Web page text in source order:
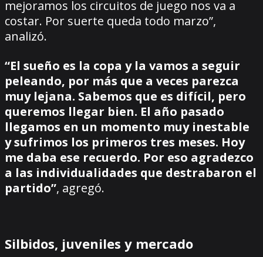
mejoramos los circuitos de juego nos va a
costar. Por suerte queda todo marzo”,
analizó.
“El sueño es la copa y la vamos a seguir
peleando, por más que a veces parezca
muy lejana. Sabemos que es difícil, pero
queremos llegar bien. El año pasado
llegamos en un momento muy inestable
y sufrimos los primeros tres meses. Hoy
me daba ese recuerdo. Por eso agradezco
a las individualidades que destrabaron el
partido”, agregó.
Silbidos, juveniles y mercado